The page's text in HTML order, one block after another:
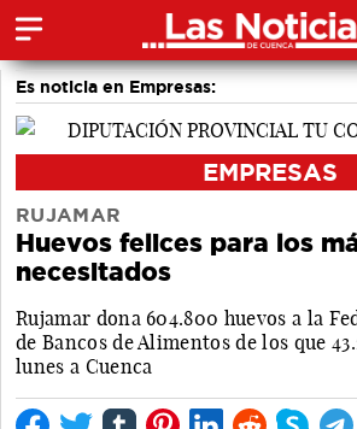
Es noticia en Empresas:
EMPRESAS
RUJAMAR
Huevos felices para los
necesitados
Rujamar dona 604.800 huevos a la
de Bancos de Alimentos de los que
lunes a Cuenca